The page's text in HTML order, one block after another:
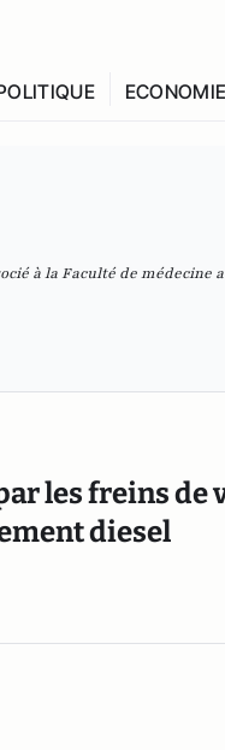
ECONOMIE
à la Faculté de médecine
les freins de
diesel